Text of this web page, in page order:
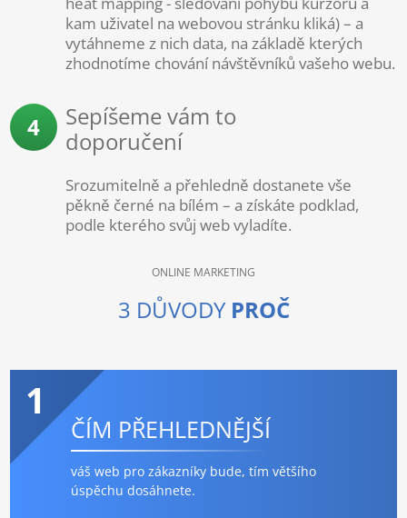
kam uživatel na webovou stránku kliká) – a
vytáhneme z nich data, na základě kterých
zhodnotíme chování návštěvníků vašeho webu.
4
Sepíšeme vám to
doporučení
Srozumitelně a přehledně dostanete vše
pěkně černé na bílém – a získáte podklad,
podle kterého svůj web vyladíte.
ONLINE MARKETING
3 DŮVODY PROČ
1
ČÍM PŘEHLEDNĚJŠÍ
váš web pro zákazníky bude, tím většího
úspěchu dosáhnete.